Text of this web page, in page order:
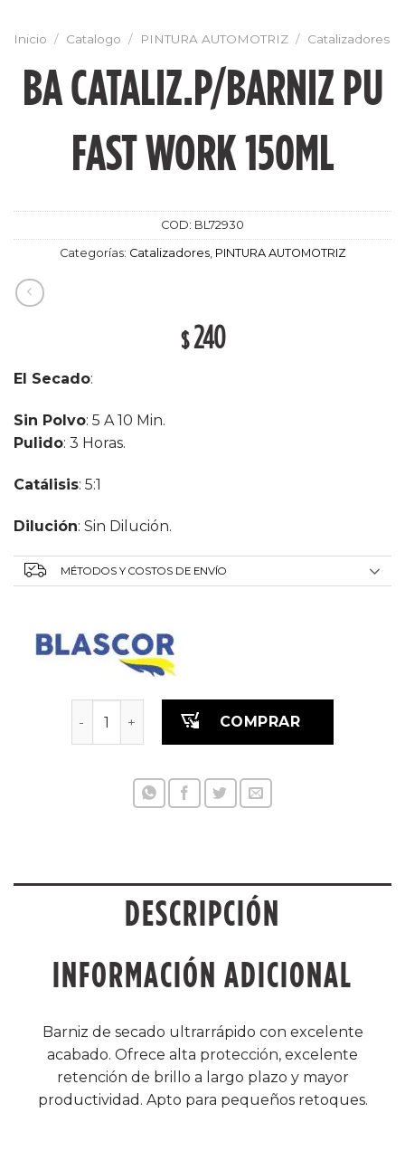
Inicio / Catalogo / PINTURA AUTOMOTRIZ / Catalizadores
BA CATALIZ.P/BARNIZ PU
FAST WORK 150ML
COD: BL72930
Categorías: Catalizadores, PINTURA AUTOMOTRIZ
$ 240
El Secado:
Sin Polvo: 5 A 10 Min.
Pulido: 3 Horas.
Catálisis: 5:1
DiluCIÓn: Sin Dilución.
MÉTODOS Y COSTOS DE ENVÍO
BA CATALIZ.P/BARNIZ PU FAST WORK 150ML
COMPRAR
DESCRIPCIÓN
INFORMACIÓN ADICIONAL
Barniz de secado ultrarrápido con excelente
acabado. Ofrece alta protección, excelente
retención de brillo a largo plazo y mayor
productividad. Apto para pequeños retoques.